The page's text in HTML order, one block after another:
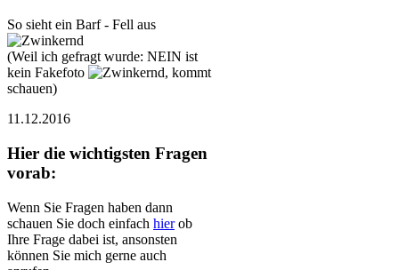
So sieht ein Barf - Fell aus
(Weil ich gefragt wurde: NEIN ist
kein Fakefoto
, kommt
schauen)
11.12.2016
Hier die wichtigsten Fragen
vorab:
Wenn Sie Fragen haben dann
schauen Sie doch einfach hierob
Ihre Frage dabei ist, ansonsten
können Sie mich gerne auch